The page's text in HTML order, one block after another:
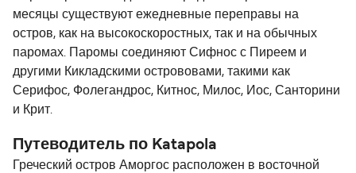
месяцы существуют ежедневные переправы на
остров, как на высокоскоростных, так и на обычных
паромах. Паромы соединяют Сифнос с Пиреем и
другими Кикладскими острововами, такими как
Серифос, Фолегандрос, Китнос, Милос, Иос, Санторини
и Крит.
Путеводитель по Katapola
Греческий остров Аморгос расположен в восточной